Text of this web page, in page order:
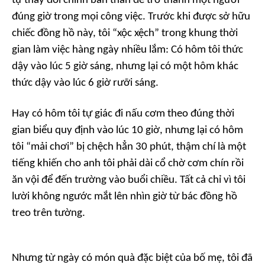
đúng giờ trong mọi công việc. Trước khi được sở hữu
chiếc đồng hồ này, tôi “xộc xệch” trong khung thời
gian làm việc hàng ngày nhiều lắm: Có hôm tôi thức
dậy vào lúc 5 giờ sáng, nhưng lại có một hôm khác
thức dậy vào lúc 6 giờ rưỡi sáng.
Hay có hôm tôi tự giác đi nấu cơm theo đúng thời
gian biểu quy định vào lúc 10 giờ, nhưng lại có hôm
tôi “mải chơi” bị chệch hẳn 30 phút, thậm chí là một
tiếng khiến cho anh tôi phải dài cổ chờ cơm chín rồi
ăn vội để đến trường vào buổi chiều. Tất cả chỉ vì tôi
lười không ngước mắt lên nhìn giờ từ bác đồng hồ
treo trên tường.
Nhưng từ ngày có món quà đặc biệt của bố mẹ, tôi đã